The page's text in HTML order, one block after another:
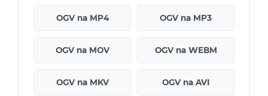
OGV na MP4 OGV na MP3
OGV na MOV OGV na WEBM
OGV na MKV OGV na AVI